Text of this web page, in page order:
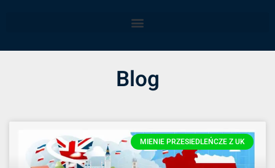
Blog
MIENIE PRZESIEDLEŃCZE Z UK